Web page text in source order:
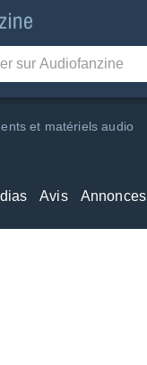
et matériels audio
Avis Annonces